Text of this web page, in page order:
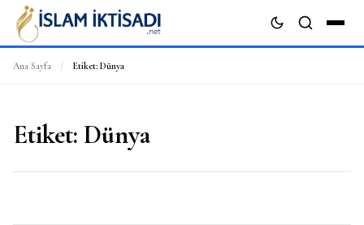
Ana Sayfa / Etiket: Dünya
Etiket: Dünya